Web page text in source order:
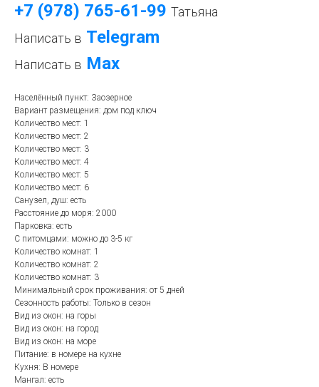
+7 (978) 765-61-99 Татьяна
Написать в Telegram
Написать в Mах
Населённый пункт: Заозерное
Вариант размещения: дом под ключ
Количество мест: 1
Количество мест: 2
Количество мест: 3
Количество мест: 4
Количество мест: 5
Количество мест: 6
Санузел, душ: есть
Расстояние до моря: 2000
Парковка: есть
С питомцами: можно до 3-5 кг
Количество комнат: 1
Количество комнат: 2
Количество комнат: 3
Минимальный срок проживания: от 5 дней
Сезонность работы: Только в сезон
Вид из окон: на горы
Вид из окон: на город
Вид из окон: на море
Питание: в номере на кухне
Кухня: В номере
Мангал: есть